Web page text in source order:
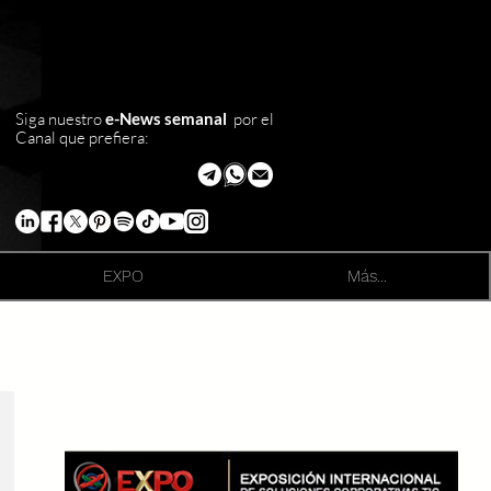
Siga nuestroe-News semanal por el
Canal que prefiera:
EXPO Más...